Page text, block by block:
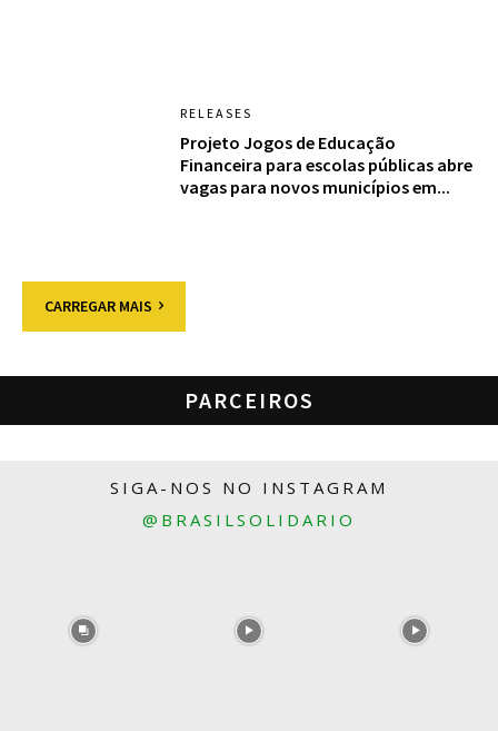
RELEASES
Projeto Jogos de Educação
Financeira para escolas públicas abre
vagas para novos municípios em...
CARREGAR MAIS
PARCEIROS
SIGA-NOS NO INSTAGRAM
@BRASILSOLIDARIO